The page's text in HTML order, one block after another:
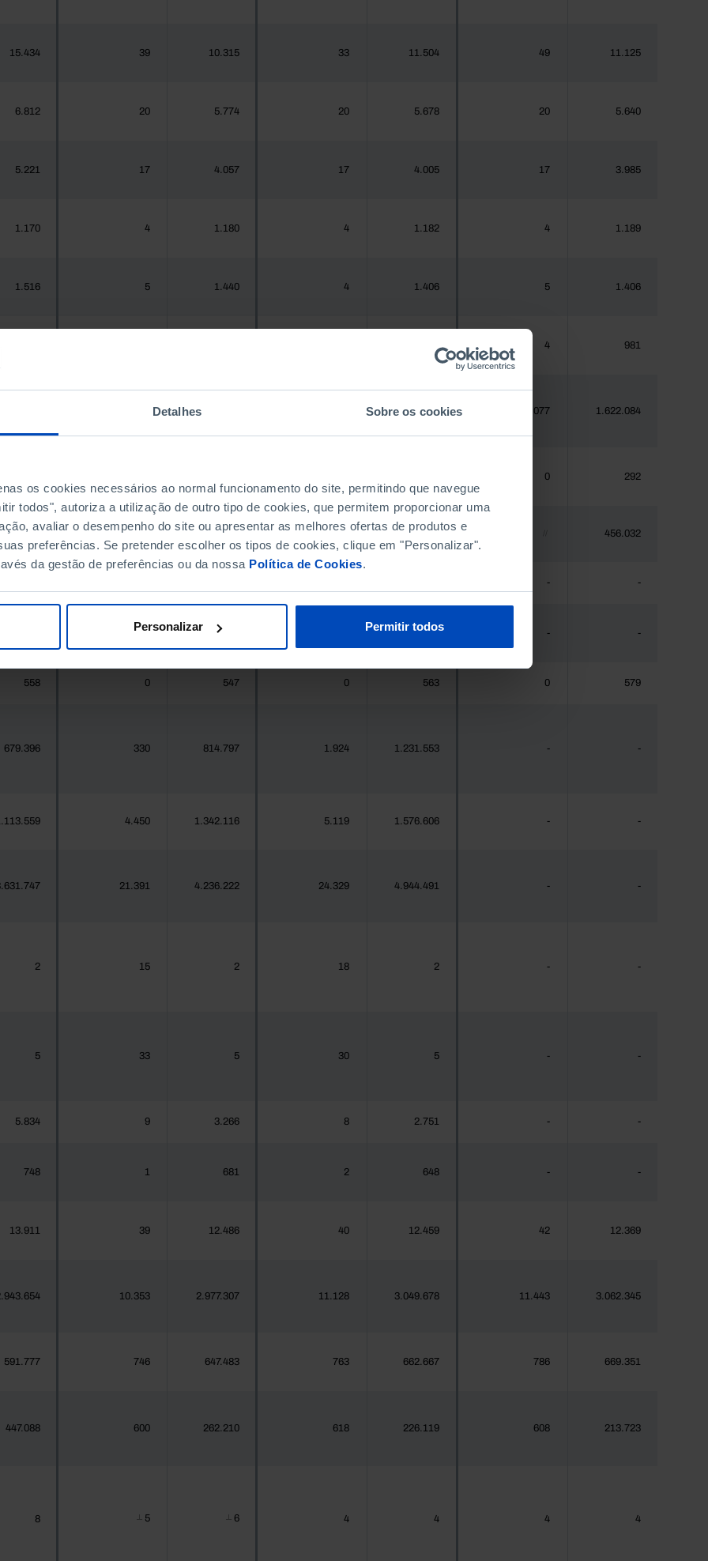
Detalhes Sobre os cookies
os cookies necessários ao normal funcionamento do site, permitindo que navegue
todos", autoriza a utilização de outro tipo de cookies, que permitem proporcionar uma
avaliar o desempenho do site ou apresentar as melhores ofertas de produtos e
preferências. Se pretender escolher os tipos de cookies, clique em "Personalizar".
da gestão de preferências ou da nossa Política de Cookies.
Personalizar Permitir todos
15.434 39 10.315 33 11.504 49 11.125
6.812 20 5.774 20 5.678 20 5.640
5.221 17 4.057 17 4.005 17 3.985
1.170 4 1.180 4 1.182 4 1.189
1.516 5 1.440 4 1.406 5 1.406
970 4 981
1.575.679 1.620.555 5.077 1.622.084
0 292
396.268 // 411.995 // 448.235 456.032
- -
6 24.469 44.941 - -
558 0 547 0 563 0 579
679.396 330 814.797 1.924 1.231.553 - -
4.450 1.342.116 5.119 1.576.606 - -
21.391 4.236.222 24.329 4.944.491 - -
2 15 2 18 2 - -
5 33 5 30 5 - -
5.834 9 3.266 8 2.751 - -
748 1 681 2 648 - -
13.911 39 12.486 40 12.459 42 12.369
10.353 2.977.307 11.128 3.049.678 11.443 3.062.345
591.777 746 647.483 763 662.667 786 669.351
447.088 600 262.210 618 226.119 608 213.723
8 5 6 4 4 4 4